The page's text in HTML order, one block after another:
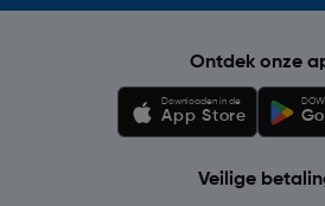
Ontdek onze
Downloaden in de
App Store
Veilige